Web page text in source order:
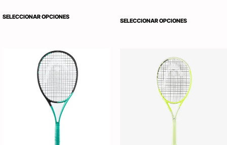
SELECCIONAR OPCIONES
SELECCIONAR OPCIONES